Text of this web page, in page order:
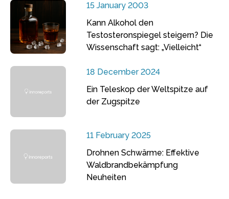
15 January 2003
Kann Alkohol den
Testosteronspiegel steigern? Die
Wissenschaft sagt: „Vielleicht“
18 December 2024
Ein Teleskop der Weltspitze auf
der Zugspitze
11 February 2025
Drohnen Schwärme: Effektive
Waldbrandbekämpfung
Neuheiten